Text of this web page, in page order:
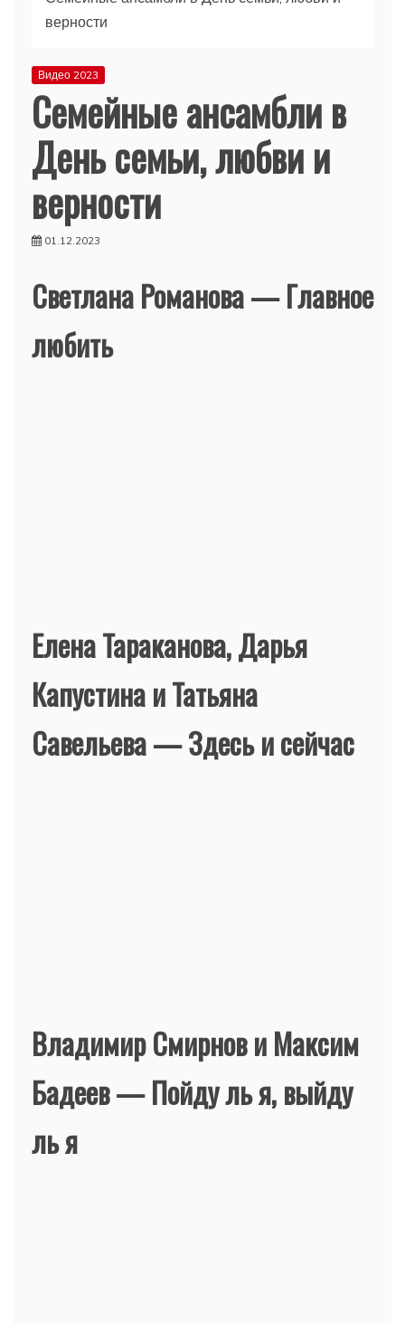
верности
Видео 2023
Семейные ансамбли в
День семьи, любви и
верности
01.12.2023
Светлана Романова — Главное
любить
Елена Тараканова, Дарья
Капустина и Татьяна
Савельева — Здесь и сейчас
Владимир Смирнов и Максим
Бадеев — Пойду ль я, выйду
ль я